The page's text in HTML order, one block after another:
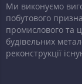
Ми виконуємо
побутового
промислового та
будівельних
реконструкції